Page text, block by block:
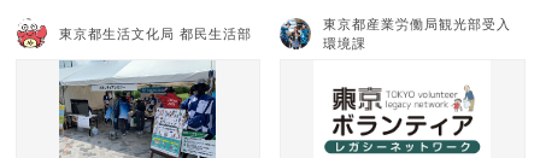
東京都生活文化局 都民生活部
東京都産業労働局観光部受入
環境課